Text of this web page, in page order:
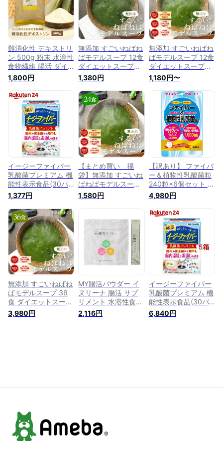
示食品 / 40パック ]
ガベイヌリン 有機ア
カシア食物繊維 難消
化性 オリゴ糖入り
ブラウティア菌 腸活
菌活 犬 猫 子供
難消化性 デキストリ
ン 500g 粉末 水溶性
食物繊維 腸活 ダイ
エット ファイバー
サプリ トウモロコシ
由来 天然 おすすめ
パウダー 腸内フロー
ラ ダイエタリー 微
顆粒 難消化性 水溶
性食物繊維 粉末 パ
ウダー
1,800円
無添加 すごいねばね
ばモデルスープ 12食
ダイエットスープ
ダイエット 腸活
ネバネバ 食物繊
維 満腹ダイエッ
ト 健康食品 水溶性
食物繊維 菌を増や
す 酪酸菌 乳酸
菌 ビフィズス菌
1,380円
無添加 すごいねばね
ばモデルスープ 12食
ダイエットスープ
ダイエット 腸活
ネバネバ 食物繊
維 満腹ダイエッ
ト 健康食品 水溶性
食物繊維 菌を増や
す 酪酸菌 乳酸
菌 ビフィズス菌
1,180円〜
イージーファイバー
乳酸菌プレミアム 機
能性表示食品(30パ
ック入り)【イージー
ファイバー】[腸活
食物繊維 難消化性デ
キストリン 機能性表
示食品]
1,377円
【まとめ買い 福
袋】無添加 すごいね
ばねばモデルスープ
24食 ダイエットスー
プ ダイエット 腸
繊維 満腹ダイエッ
ト 健康食品 水溶性
食物繊維 菌を増や
す 酪酸菌 乳酸
菌 福袋
1,580円
【訳あり】 ファイバ
ー＆植物性乳酸菌粒
240粒×6個セット 約
144～180日分 賞味
期限2021年10月のみ
送料無料 メール便 |
乳酸菌 乳酸菌サプリ
難消化性 デキストリ
ン 食物繊維 菌活 腸
活 サプリ サプリメ
ント 粒 タブレット
乳酸菌サプリメント
アウトレット まとめ
買い
4,980円
無添加 すごいねばね
ばモデルスープ 36
食 ダイエットスー
プ ダイエット 腸
活 ネバネバ 食物
3,980円
MY腸活パウダー イ
ヌリーナ 腸活 サプ
リメント 水溶性食物
繊維 イヌリン 乳酸
菌 ビフィズス菌 麹
2,116円
イージーファイバー
乳酸菌プレミアム 機
能性表示食品(30パ
ック入*5箱セット)
【イージーファイバ
6,840円